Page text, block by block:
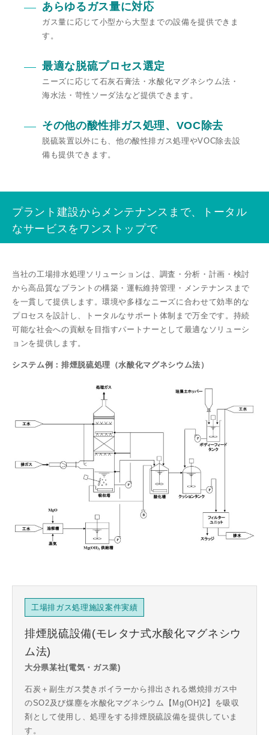
あらゆるガス量に対応
ガス量に応じて⼩型から⼤型までの設備を提供できま
す。
最適な脱硫プロセス選定
ニーズに応じて⽯灰⽯膏法・⽔酸化マグネシウム法・
海⽔法・苛性ソーダ法など提供できます。
その他の酸性排ガス処理、VOC除去
脱硫装置以外にも、他の酸性排ガス処理やVOC除去設
備も提供できます。
プラント建設からメンテナンスまで、トータル
なサービスをワンストップで
当社の⼯場排⽔処理ソリューションは、調査・分析・計画・検討
から⾼品質なプラントの構築・運転維持管理・メンテナンスまで
を⼀貫して提供します。環境や多様なニーズに合わせて効率的な
プロセスを設計し、トータルなサポート体制まで万全です。持続
可能な社会への貢献を⽬指すパートナーとして最適なソリューシ
ョンを提供します。
システム例：排煙脱硫処理（水酸化マグネシウム法）
工場排ガス処理施設案件実績
排煙脱硫設備(モレタナ式水酸化マグネシウ
ム法)
⼤分県某社(電気・ガス業)
石炭＋副生ガス焚きボイラーから排出される燃焼排ガス中
のSO2及び煤塵を水酸化マグネシウム【Mg(OH)2】を吸収
剤として使用し、処理をする排煙脱硫設備を提供していま
す。